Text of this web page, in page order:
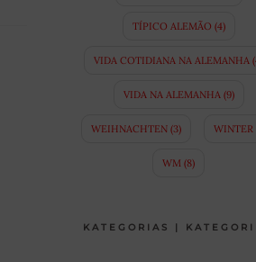
TÍPICO ALEMÃO (4)
VIDA COTIDIANA NA ALEMANHA
VIDA NA ALEMANHA (9)
WEIHNACHTEN(3) WINTER
WM (8)
KATEGORIAS |